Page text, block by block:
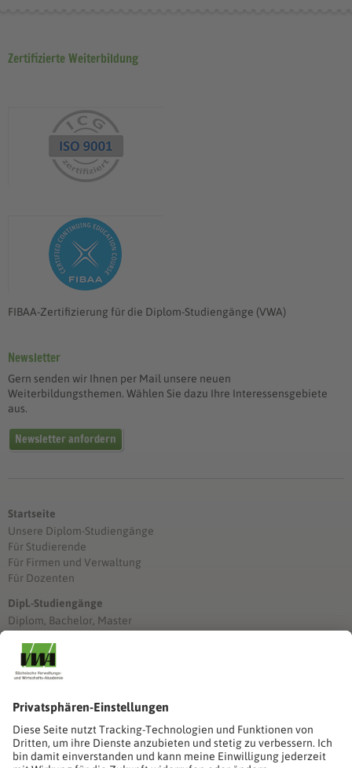
Zertifizierte Weiterbildung
FIBAA-Zertifizierung für die Diplom-Studiengänge (VWA)
Newsletter
Gern senden wir Ihnen per Mail unsere neuen
Weiterbildungsthemen. Wählen Sie dazu Ihre Interessensgebiete
aus.
Newsletter anfordern
Startseite
Unsere Diplom-Studiengänge
Für Studierende
Für Firmen und Verwaltung
Für Dozenten
Dipl.-Studiengänge
Diplom, Bachelor, Master
Stimmen unserer Absolventinnen und Absolventen
Stimmen unserer Absolventinnen und Absolventen
Seminare
Seminardatenbank